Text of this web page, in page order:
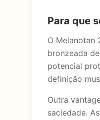
Para que
O Melanotan
bronzeada
potencial
definição
Outra
saciedade.